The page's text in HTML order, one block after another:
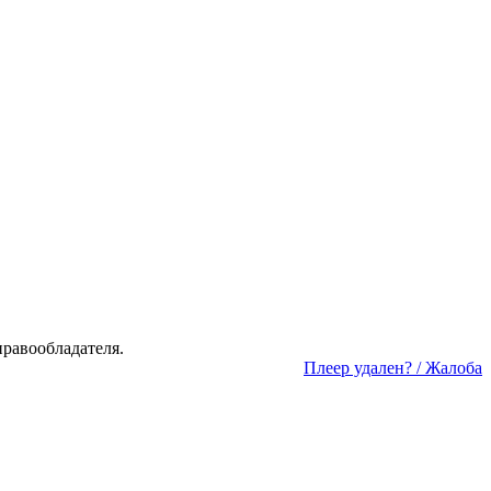
Пле­ер уда­лен? / Жа­ло­ба